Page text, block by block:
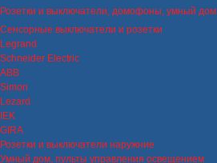
Розетки и выключатели, домофоны, умный дом
Сенсорные выключатели и розетки
Legrand
Schneider Electric
ABB
Simon
Lezard
IEK
GIRA
Розетки и выключатели наружние
Умный дом, пульты управления освещением